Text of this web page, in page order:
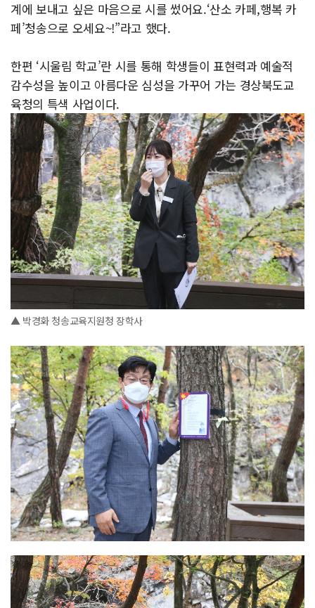
계에 보내고 싶은 마음으로 시를 썼어요.‘산소 카페,행복 카
페’청송으로 오세요~!”라고 했다.
한편 ‘시울림 학교’란 시를 통해 학생들이 표현력과 예술적
감수성을 높이고 아름다운 심성을 가꾸어 가는 경상북도교
육청의 특색 사업이다.
▲ 박경화 청송교육지원청 장학사